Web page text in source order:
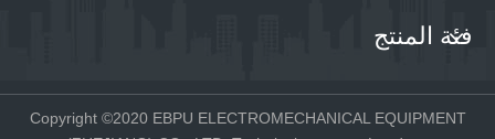
فئة المنتج
Copyright ©2020 EBPU ELECTROMECHANICAL EQUIPMENT